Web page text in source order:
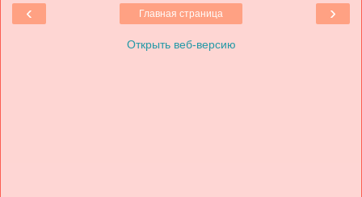
‹ ›
Главная страница
Открыть веб-версию